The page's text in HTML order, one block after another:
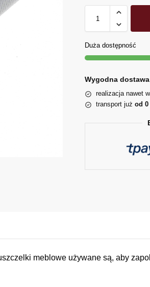
Duża dostępność
Wygodna dostawa
realizacja nawet
transport jużod 0
meblowe używane są, aby